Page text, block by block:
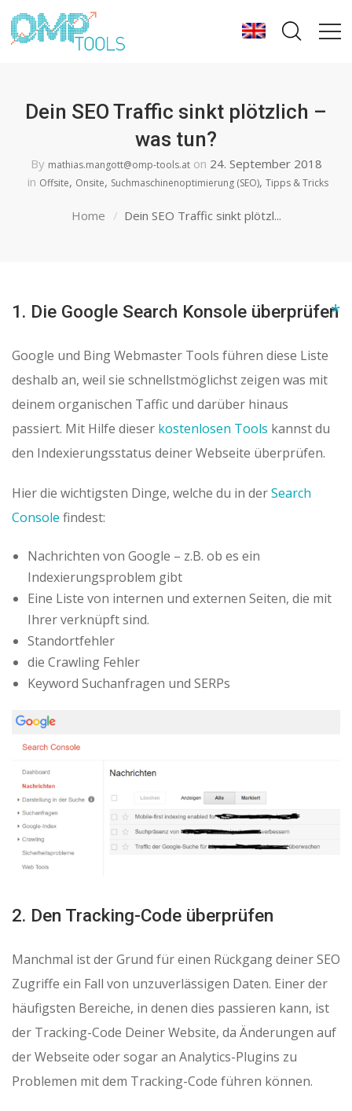
Dein SEO Traffic sinkt plötzlich –
was tun?
By mathias.mangott@omp-tools.at on 24. September 2018
in Offsite, Onsite, Suchmaschinenoptimierung (SEO), Tipps & Tricks
Home Dein SEO Traffic sinkt plötzl...
1. Die Google Search Konsole überprüfen
Google und Bing Webmaster Tools führen diese Liste
deshalb an, weil sie schnellstmöglichst zeigen was mit
deinem organischen Taffic und darüber hinaus
passiert. Mit Hilfe dieser kostenlosen Tools kannst du
den Indexierungsstatus deiner Webseite überprüfen.
Hier die wichtigsten Dinge, welche du in derSearch
Console findest:
Nachrichten von Google – z.B. ob es ein
Indexierungsproblem gibt
Eine Liste von internen und externen Seiten, die mit
Ihrer verknüpft sind.
Standortfehler
die Crawling Fehler
Keyword Suchanfragen und SERPs
2. Den Tracking-Code überprüfen
Manchmal ist der Grund für einen Rückgang deiner SEO
Zugriffe ein Fall von unzuverlässigen Daten. Einer der
häufigsten Bereiche, in denen dies passieren kann, ist
der Tracking-Code Deiner Website, da Änderungen auf
der Webseite oder sogar an Analytics-Plugins zu
Problemen mit dem Tracking-Code führen können.